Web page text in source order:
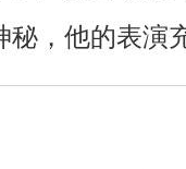
，他的表演